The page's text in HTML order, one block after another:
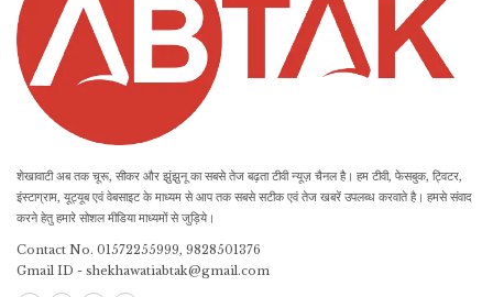
शेखावाटी अब तक चूरू, सीकर और झुंझुनू का सबसे तेज बढ़ता टीवी न्यूज़ चैनल है। हम टीवी, फेसबुक, ट्विटर,
इंस्टाग्राम, यूट्यूब एवं वेबसाइट के माध्यम से आप तक सबसे सटीक एवं तेज खबरें उपलब्ध करवाते है। हमसे संवाद
करने हेतु हमारे सोशल मीडिया माध्यमों से जुड़िये।
Contact No. 01572255999, 9828501376
Gmail ID - shekhawatiabtak@gmail.com